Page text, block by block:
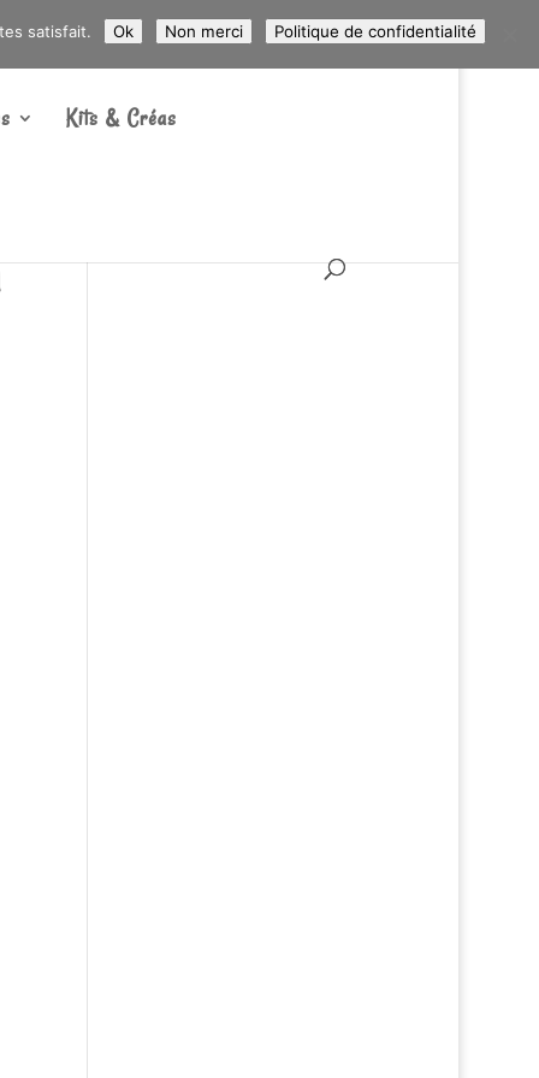
ARTICLES 0
Kits & Créas
satisfait. Ok Non merci Politique de confidentialité